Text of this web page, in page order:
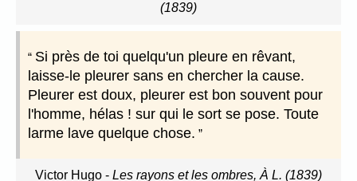
(1839)
Si près de toi quelqu'un pleure en rêvant,
laisse-le pleurer sans en chercher la cause.
Pleurer est doux, pleurer est bon souvent pour
l'homme, hélas ! sur qui le sort se pose. Toute
larme lave quelque chose.
Victor Hugo - Les rayons et les ombres, À L. (1839)